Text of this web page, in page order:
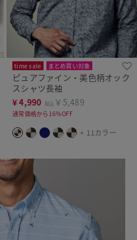
time sale まとめ買い対象
ピュアファイン・美色柄オック
スシャツ長袖
¥4,990 税込 ￥5,489
通常価格から16%OFF
+ 11カラー